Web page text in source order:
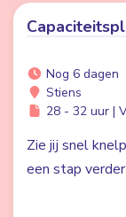
Nog 6 dagen
Stiens
28 - 32 uur |
Zie jij snel
een stap